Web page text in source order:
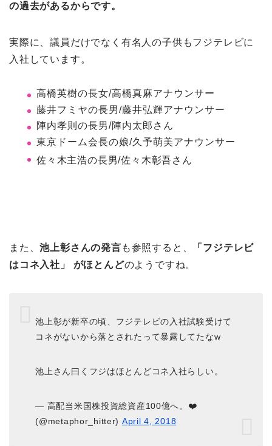
の過去があるからです。
実際に、議員だけでなく有名人の子供もフジテレビに
入社しています。
高橋英樹の長女/高橋真麻アナウンサー
藤井フミヤの長男/藤井弘輝アナウンサー
陣内孝則の長男/陣内太郎さん
東京ドーム会長の娘/久予萌美アナウンサー
佐々木主浩の長男/佐々木彰吾さん
また、池上彰さんの発言 も参照すると、
「フジテレビ
はコネ入社」 がほとんどのようですね。
池上彰が新卒の頃、フジテレビの入社試験受けて
コネがないから落とされたって暴露してたなw
池上さん曰くフジはほとんどコネ入社らしい。
— 高配当米国株投資総資産100億へ。❤️
(@metaphor_hitter) April 4, 2018